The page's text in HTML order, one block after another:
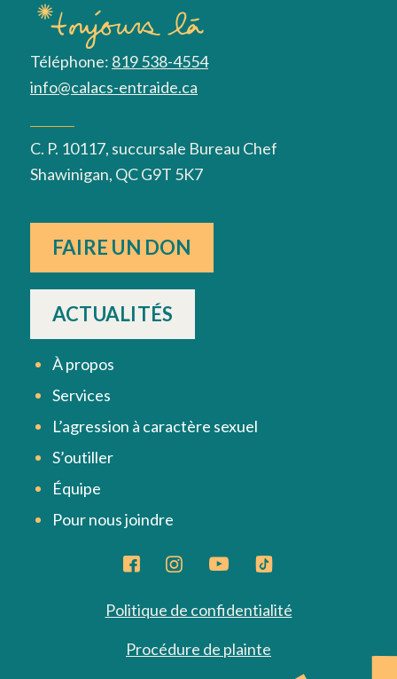
Téléphone: 819 538-4554
info@calacs-entraide.ca
C. P. 10117, succursale Bureau Chef
Shawinigan, QC G9T 5K7
FAIRE UN DON
ACTUALITÉS
À propos
Services
L’agression à caractère sexuel
S’outiller
Équipe
Pour nous joindre
Politique de confidentialité
Procédure de plainte